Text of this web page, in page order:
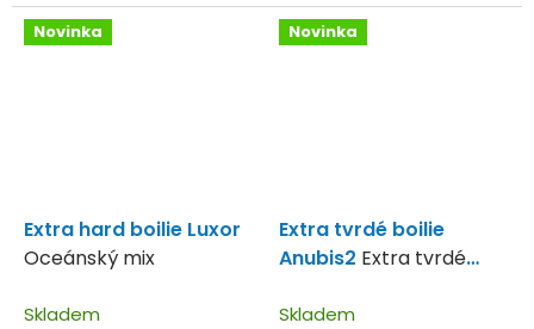
Novinka
Extra hard boilie Luxor
Oceánský mix
Skladem
Novinka
Extra tvrdé boilie
Anubis2 Extra tvrdé
háčkem až 48 hodin.
Skladem